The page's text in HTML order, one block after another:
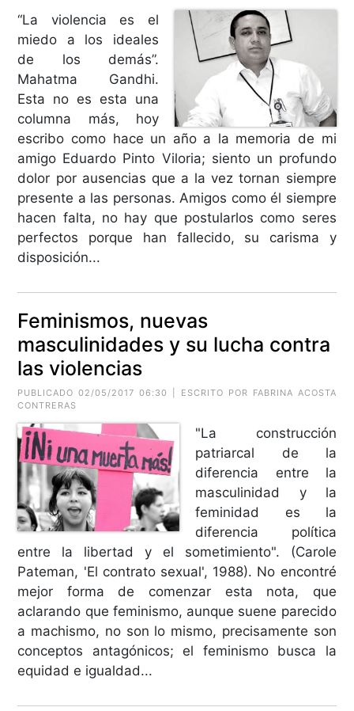
“La violencia es el
miedo a los ideales
de los demás”.
Mahatma Gandhi.
Esta no es esta una
columna más, hoy
escribo como hace un año a la memoria de mi
amigo Eduardo Pinto Viloria; siento un profundo
dolor por ausencias que a la vez tornan siempre
presente a las personas. Amigos como él siempre
hacen falta, no hay que postularlos como seres
perfectos porque han fallecido, su carisma y
disposición...
Feminismos, nuevas
masculinidades y su lucha contra
las violencias
PUBLICADO 02/05/2017 06:30 | ESCRITO POR FABRINA ACOSTA
CONTRERAS
"La construcción
patriarcal de la
diferencia entre la
masculinidad y la
feminidad es la
diferencia política
entre la libertad y el sometimiento". (Carole
Pateman, 'El contrato sexual', 1988). No encontré
mejor forma de comenzar esta nota, que
aclarando que feminismo, aunque suene parecido
a machismo, no son lo mismo, precisamente son
conceptos antagónicos; el feminismo busca la
equidad e igualdad...